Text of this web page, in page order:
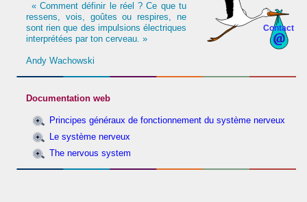
Contact
« Comment définir le réel ? Ce que tu
ressens, vois, goûtes ou respires, ne
sont rien que des impulsions électriques
interprétées par ton cerveau. »
Andy Wachowski
Documentation web
Principes généraux de fonctionnement du système nerveux
Le système nerveux
The nervous system